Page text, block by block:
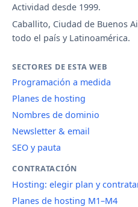
Actividad desde 1999.
Caballito, Ciudad de Buenos
todo el país y Latinoamérica.
SECTORES DE ESTA WEB
Programación a medida
Planes de hosting
Nombres de dominio
Newsletter & email
SEO y pauta
CONTRATACIÓN
Hosting: elegir plan y
Planes de hosting M1–M4